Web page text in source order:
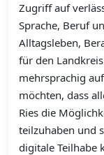
Zugriff auf
Sprache, Beruf
Alltagsleben,
für den
mehrsprachig
möchten, dass
Ries die
teilzuhaben und
digitale Teilhabe